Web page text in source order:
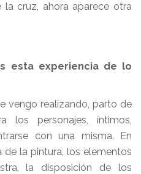
cruz, ahora aparece otra
esta experiencia de lo
vengo realizando, parto de
los personajes, íntimos,
con una misma. En
la pintura, los elementos
la disposición de los